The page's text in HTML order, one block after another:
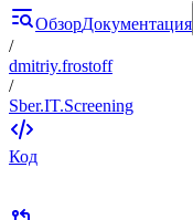
ОбзорДокументация
/
dmitriy.frostoff
/
Sber.IT.Screening
Код